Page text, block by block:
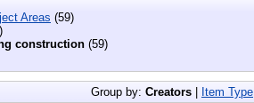
Areas (59)
construction (59)
Group by: Creators | Item Type